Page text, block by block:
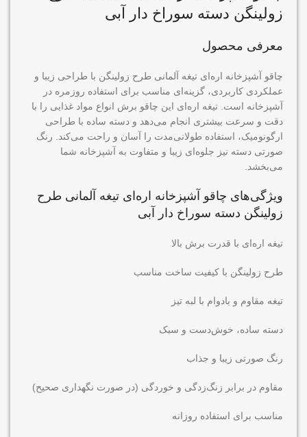
زولینگن دسته سوراخ دار آبی
معرفی محصول
چاقو آشپزخانه اره‌ای تیغه آلمانی طرح زولینگن با طراحی زیبا و
عملکردی کاربردی، گزینه‌ای مناسب برای استفاده روزمره در
آشپزخانه است. تیغه اره‌ای این چاقو برش انواع مواد غذایی را با
دقت و سرعت بیشتری انجام می‌دهد و دسته ساده با طراحی
ارگونومیک، استفاده طولانی‌مدت را آسان و راحت می‌کند. رنگ
صورتی دسته نیز جلوه‌ای زیبا و متفاوت به آشپزخانه شما
می‌بخشد.
ویژگی‌های چاقو آشپزخانه اره‌ای تیغه آلمانی طرح
زولینگن دسته سوراخ دار آبی
تیغه اره‌ای با قدرت برش بالا
طرح زولینگن با کیفیت ساخت مناسب
تیغه مقاوم و بادوام با لبه تیز
دسته ساده، خوش‌دست و سبک
رنگ صورتی زیبا و جذاب
مقاوم در برابر زنگ‌زدگی و خوردگی (در صورت نگهداری صحیح)
مناسب برای استفاده روزانه